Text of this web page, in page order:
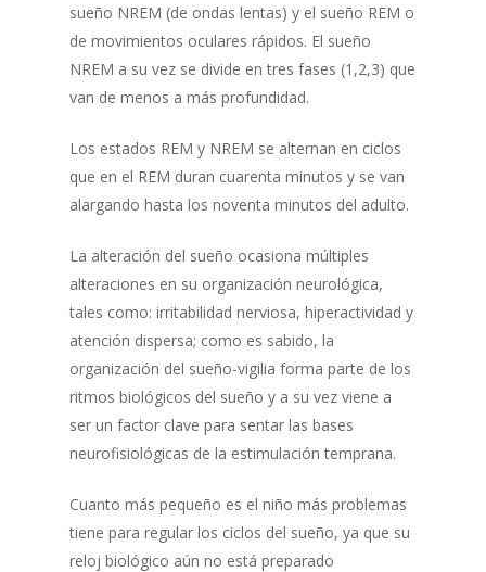
sueño NREM (de ondas lentas) y el sueño REM o
de movimientos oculares rápidos. El sueño
NREM a su vez se divide en tres fases (1,2,3) que
van de menos a más profundidad.
Los estados REM y NREM se alternan en ciclos
que en el REM duran cuarenta minutos y se van
alargando hasta los noventa minutos del adulto.
La alteración del sueño ocasiona múltiples
alteraciones en su organización neurológica,
tales como: irritabilidad nerviosa, hiperactividad y
atención dispersa; como es sabido, la
organización del sueño-vigilia forma parte de los
ritmos biológicos del sueño y a su vez viene a
ser un factor clave para sentar las bases
neurofisiológicas de la estimulación temprana.
Cuanto más pequeño es el niño más problemas
tiene para regular los ciclos del sueño, ya que su
reloj biológico aún no está preparado